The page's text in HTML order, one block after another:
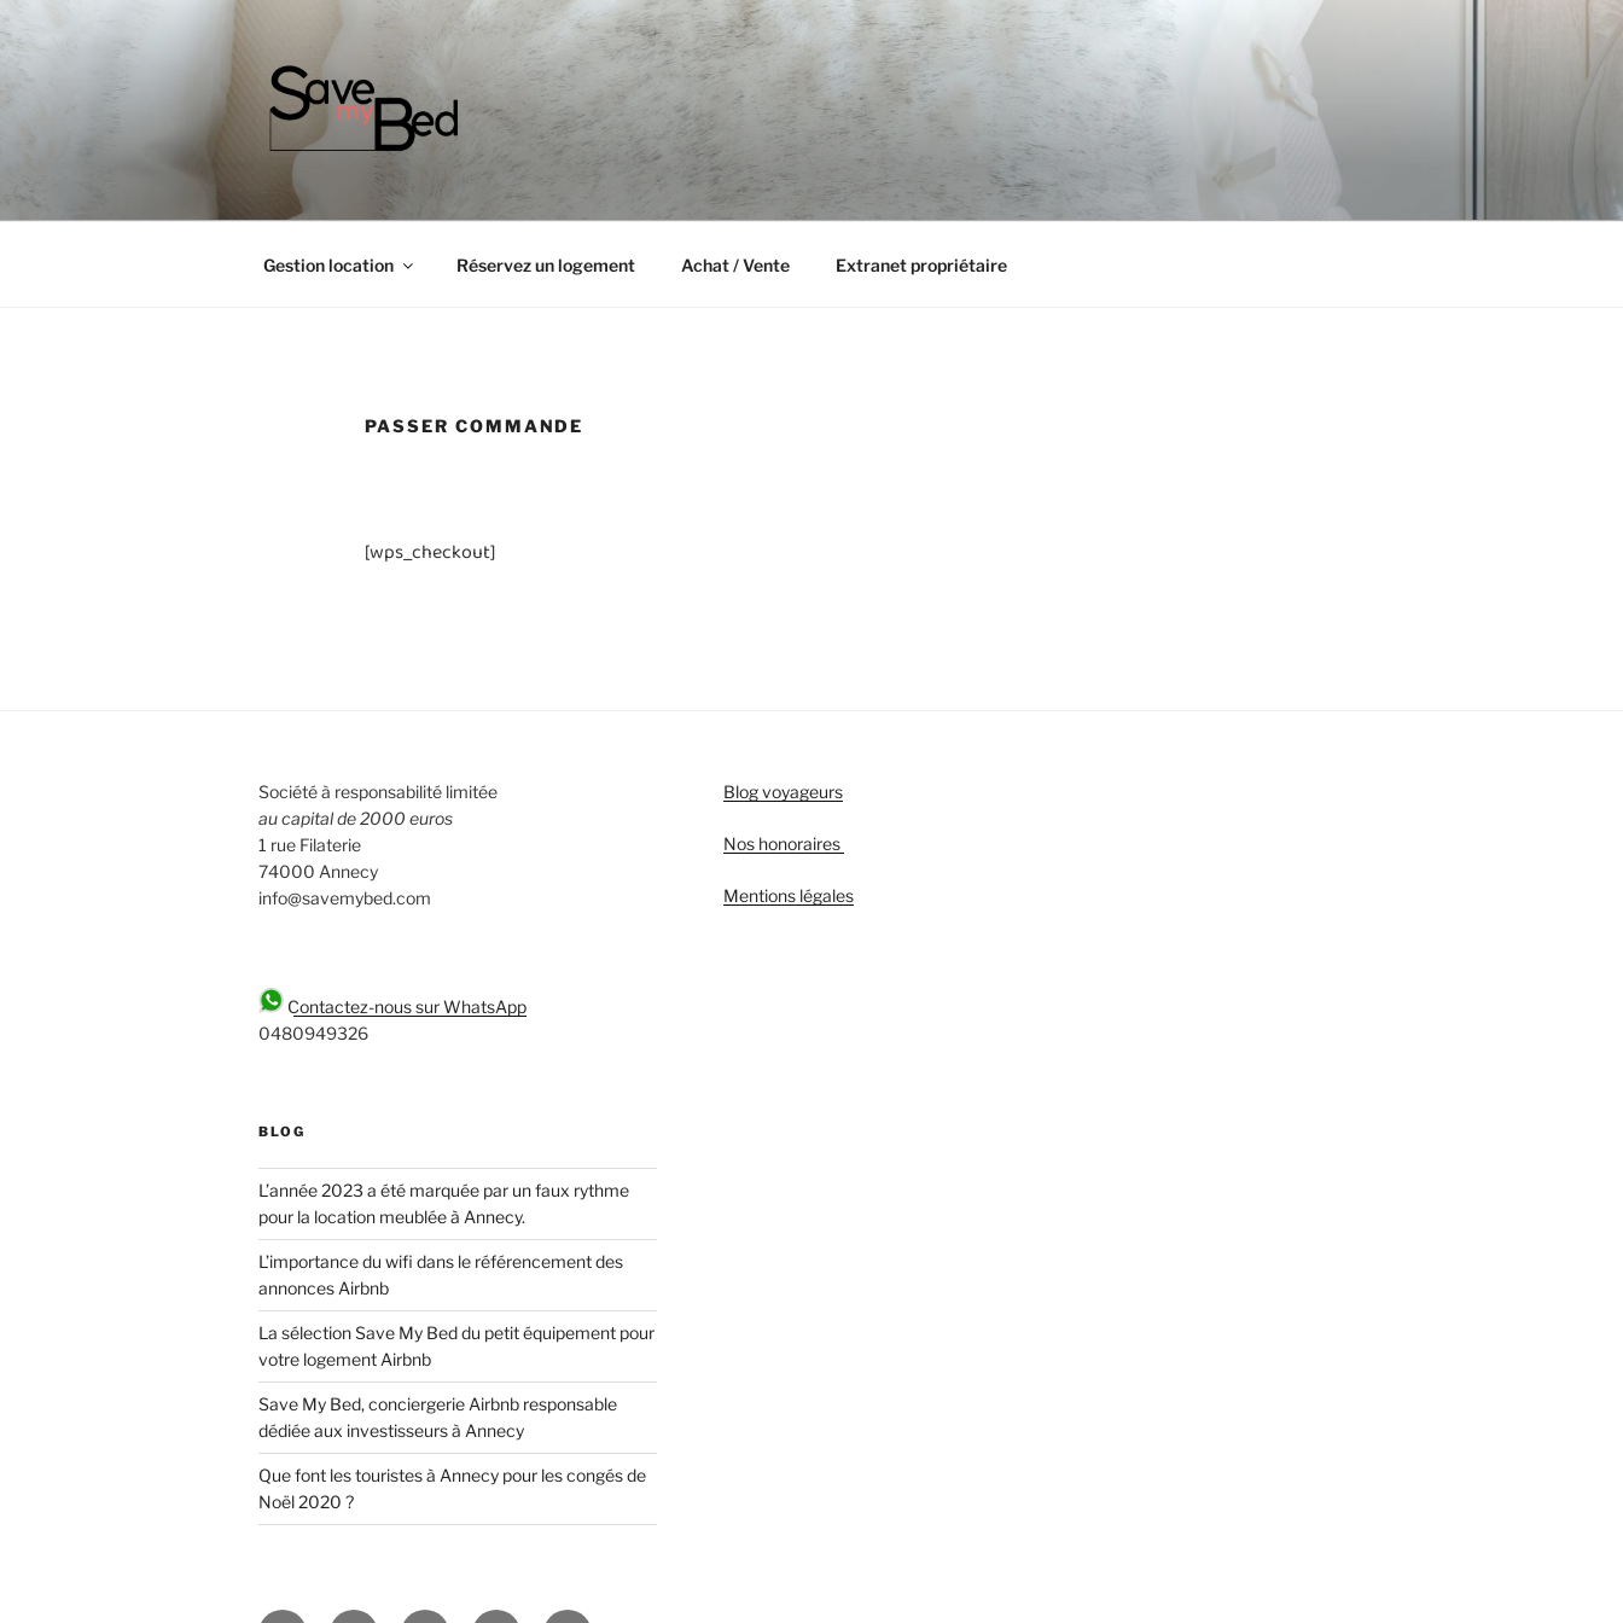
SAVE MY BED CONCIERGERIE
Gestion location Réservez un logement Achat / Vente Extranet propriétaire
PASSER COMMANDE
[wps_checkout]
Société à responsabilité limitée
au capital de 2000 euros
1 rue Filaterie
74000 Annecy
info@savemybed.com
Contactez-nous sur WhatsApp
0480949326
BLOG
L’année 2023 a été marquée par un faux rythme
pour la location meublée à Annecy.
L’importance du wifi dans le référencement des
annonces Airbnb
La sélection Save My Bed du petit équipement pour
votre logement Airbnb
Save My Bed, conciergerie Airbnb responsable
dédiée aux investisseurs à Annecy
Que font les touristes à Annecy pour les congés de
Noël 2020 ?
Blog voyageurs
Nos honoraires
Mentions légales